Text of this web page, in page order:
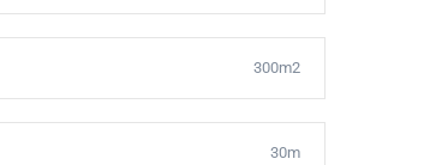
300m2
30m